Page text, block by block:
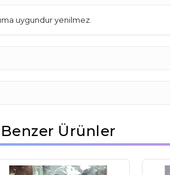
uygundur yenilmez.
Benzer Ürünler